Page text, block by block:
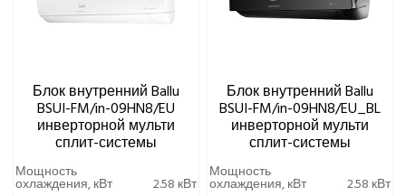
YOSHIKAWA
ОСУШИТЕЛИ ВОЗДУХА
VRF-СИСТЕМЫ
ЧИЛЛЕРЫ
Блок внутренний Ballu
BSUI-FM/in-09HN8/EU
инверторной мульти
сплит-системы
Мощность
охлаждения, кВт 2.58 кВт
Блок внутренний Ballu
BSUI-FM/in-09HN8/EU_BL
инверторной мульти
сплит-системы
Мощность
охлаждения, кВт 2.58 кВт